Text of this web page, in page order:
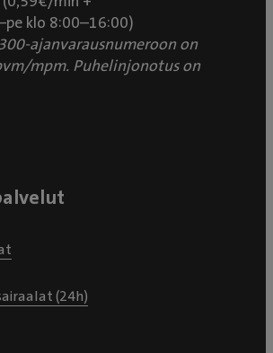
klo 8:00–16:00)
ajanvarausnumeroon on
mpm. Puhelinjonotus on
(24h)